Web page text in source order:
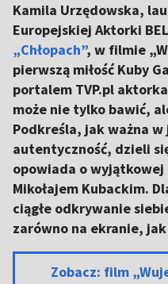
Kamila Urzędowska,
Europejskiej Aktorki
„Chłopach”, w filmie
pierwszą miłość Kuby
portalem TVP.pl
może nie tylko bawić,
Podkreśla, jak ważna
autentyczność, dzieli
opowiada o wyjątkowej
Mikołajem Kubackim.
ciągłe odkrywanie
zarówno na ekranie,
Zobacz: film